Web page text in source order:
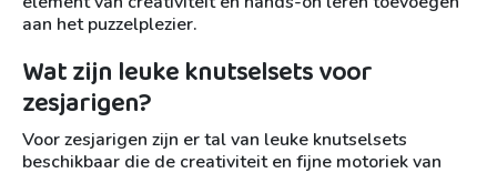
aan het puzzelplezier.
Wat zijn leuke knutselsets voor
zesjarigen?
Voor zesjarigen zijn er tal van leuke knutselsets
beschikbaar die de creativiteit en fijne motoriek van